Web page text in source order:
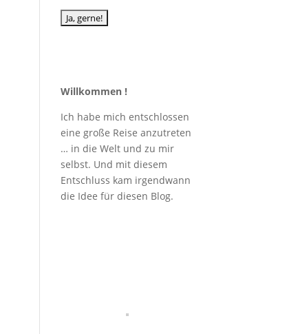
Willkommen !
Ich habe mich entschlossen
eine große Reise anzutreten
… in die Welt und zu mir
selbst. Und mit diesem
Entschluss kam irgendwann
die Idee für diesen Blog.